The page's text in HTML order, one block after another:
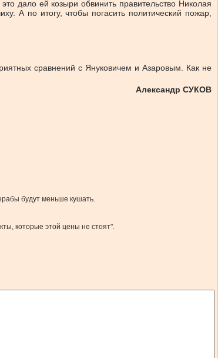
дало ей козыри обвинить правительство Николая
А по итогу, чтобы погасить политический пожар,
сравнений с Януковичем и Азаровым. Как не
Александр СУКОВ
будут меньше кушать.
которые этой цены не стоят".